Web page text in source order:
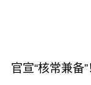
官宣“核常兼备